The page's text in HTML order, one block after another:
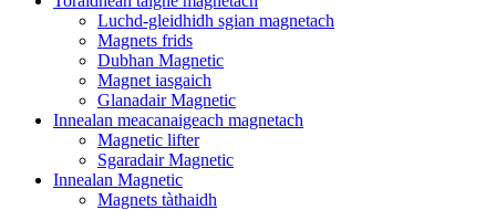
Luchd-gleidhidh sgian magnetach
Magnets frids
Dubhan Magnetic
Magnet iasgaich
Glanadair Magnetic
Innealan meacanaigeach magnetach
Magnetic lifter
Sgaradair Magnetic
Innealan Magnetic
Magnets tàthaidh